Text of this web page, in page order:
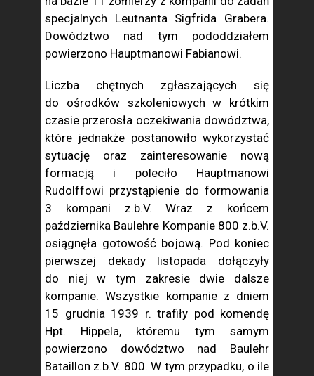
specjalnych Leutnanta Sigfrida Grabera.
Dowództwo nad tym pododdziałem
powierzono Hauptmanowi Fabianowi.
Liczba chętnych zgłaszających się
do ośrodków szkoleniowych w krótkim
czasie przerosła oczekiwania dowództwa,
które jednakże postanowiło wykorzystać
sytuację oraz zainteresowanie nową
formacją i poleciło Hauptmanowi
Rudolffowi przystąpienie do formowania
3 kompani z.b.V. Wraz z końcem
października Baulehre Kompanie 800 z.b.V.
osiągnęła gotowość bojową. Pod koniec
pierwszej dekady listopada dołączyły
do niej w tym zakresie dwie dalsze
kompanie. Wszystkie kompanie z dniem
15 grudnia 1939 r. trafiły pod komendę
Hpt. Hippela, któremu tym samym
powierzono dowództwo nad Baulehr
Bataillon z.b.V. 800. W tym przypadku, o ile